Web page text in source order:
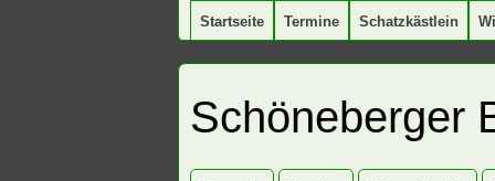
Startseite Termine Schatzkästlein
Schöneberger